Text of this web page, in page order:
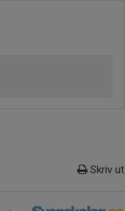
Skriv ut